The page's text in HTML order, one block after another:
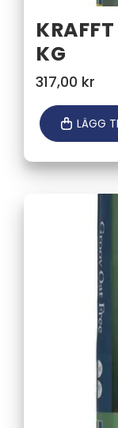
KG
317,00 kr
LÄGG